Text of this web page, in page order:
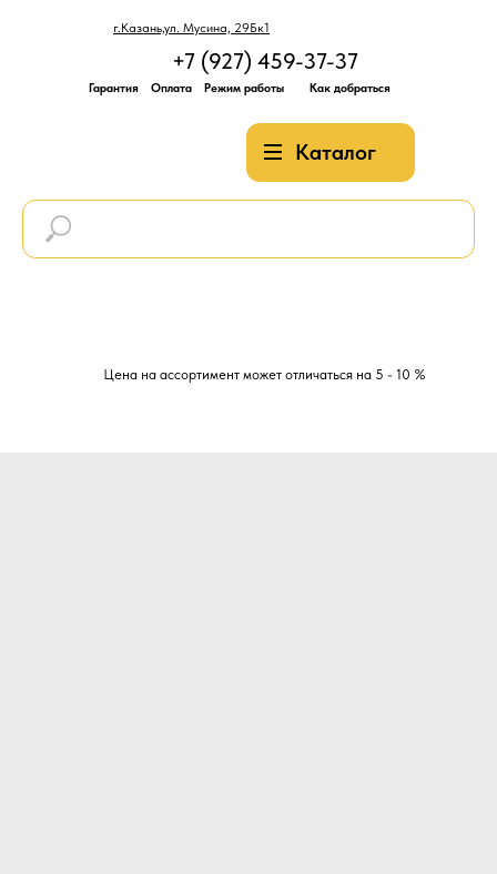
г.Казань,ул. Мусина, 29Бк1
Каталог
+7 (927) 459-37-37
Гарантия Оплата Режим работы Как добраться
Цена на ассортимент может отличаться на 5 - 10 %